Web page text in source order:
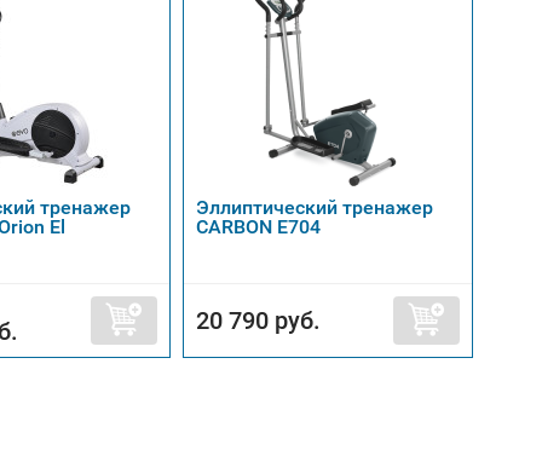
тренажер
El
Эллиптический тренажер
CARBON E704
20 790 руб.